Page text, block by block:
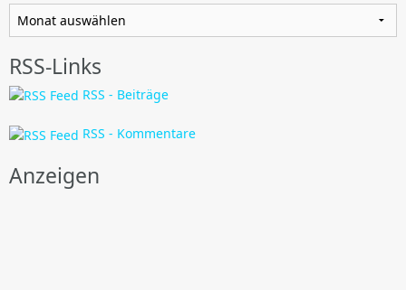
RSS-Links
RSS - Beiträge
RSS - Kommentare
Anzeigen